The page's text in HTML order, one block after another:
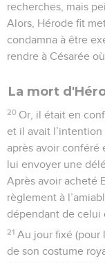
recherches, mais
Alors, Hérode fit
condamna à être
rendre à Césarée
La mort
20 Or, il était en
et il avait l’intention
après avoir
lui envoyer une
Après avoir acheté
règlement à
dépendant de celui
21 Au jour fixé (pour
de son costume